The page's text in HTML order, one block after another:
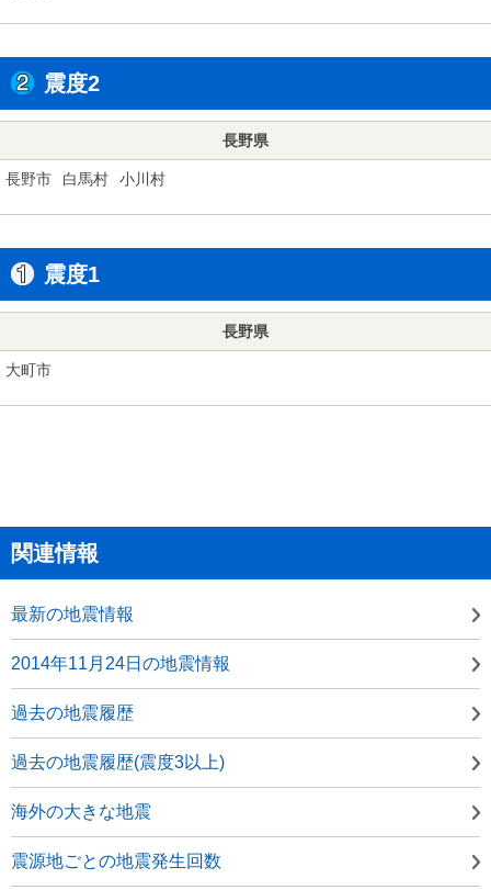
震度2
長野県
長野市 白馬村 小川村
震度1
長野県
大町市
関連情報
最新の地震情報
2014年11月24日の地震情報
過去の地震履歴
過去の地震履歴(震度3以上)
海外の大きな地震
震源地ごとの地震発生回数